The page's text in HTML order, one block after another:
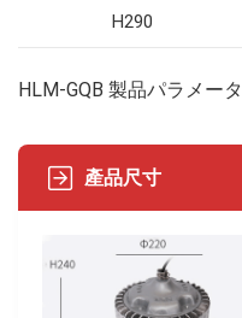
H290
HLM-GQB 製品パラメータ
產品尺寸